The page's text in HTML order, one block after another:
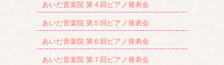
あいだ音楽院 第４回ピアノ発表会
あいだ音楽院 第５回ピアノ発表会
あいだ音楽院 第６回ピアノ発表会
あいだ音楽院 第７回ピアノ発表会